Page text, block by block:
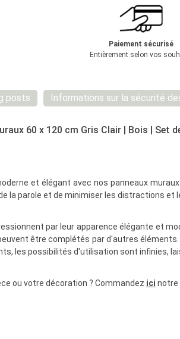
Paiement sécurisé
Entièrement selon vos
posts Informations sur la sécurité
60 x 120 cm Gris Clair | Bois | Set
et élégant avec nos panneaux
la parole et de minimiser les distractions et
par leur apparence élégante et
être complétés par d'autres
les possibilités d'utilisation sont infinies,
ou votre décoration ? Commandez ici notre